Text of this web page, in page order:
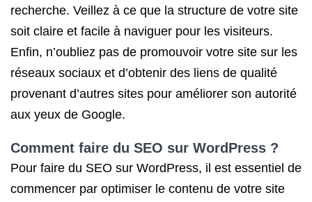
recherche. Veillez à ce que la structure de votre site
soit claire et facile à naviguer pour les visiteurs.
Enfin, n’oubliez pas de promouvoir votre site sur les
réseaux sociaux et d’obtenir des liens de qualité
provenant d’autres sites pour améliorer son autorité
aux yeux de Google.
Comment faire du SEO sur WordPress ?
Pour faire du SEO sur WordPress, il est essentiel de
commencer par optimiser le contenu de votre site